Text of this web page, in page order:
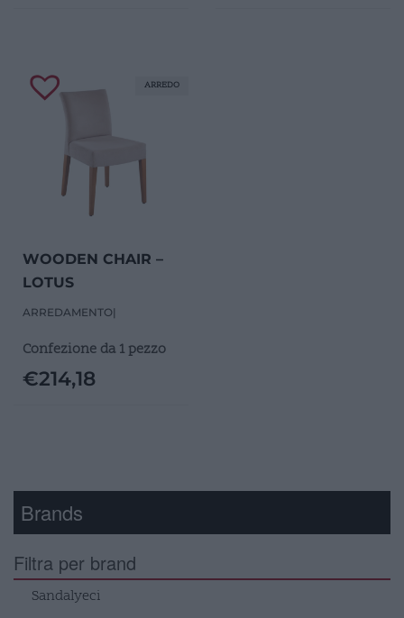
WOODEN CHAIR –
LOTUS
ARREDAMENTO|
Confezione da 1 pezzo
€214,18
ARREDO
Brands
Filtra per brand
Sandalyeci